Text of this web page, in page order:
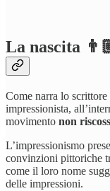
La nascita
Come narra lo
impressionista,
movimento non
L’impressionismo
convinzioni pittoriche
come il loro nome
delle impressioni.